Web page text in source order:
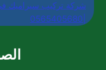
شركة تركيب سيراميك